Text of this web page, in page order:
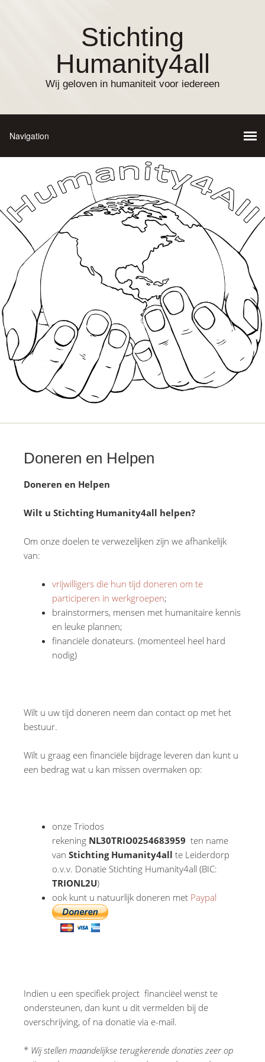
Stichting
Humanity4all
Wij geloven in humaniteit voor iedereen
Doneren en Helpen
Doneren en Helpen
Wilt u Stichting Humanity4all helpen?
Om onze doelen te verwezelijken zijn we afhankelijk
van:
vrijwilligers die hun tijd doneren om te
participeren in werkgroepen;
brainstormers, mensen met humanitaire kennis
en leuke plannen;
financiële donateurs. (momenteel heel hard
nodig)
Wilt u uw tijd doneren neem dan contact op met het
bestuur.
Wilt u graag een financiële bijdrage leveren dan kunt u
een bedrag wat u kan missen overmaken op:
onze Triodos
rekening NL30TRIO0254683959 ten name
van Stichting Humanity4all te Leiderdorp
o.v.v. Donatie Stichting Humanity4all (BIC:
TRIONL2U)
ook kunt u natuurlijk doneren met Paypal
Indien u een specifiek project financiëel wenst te
ondersteunen, dan kunt u dit vermelden bij de
overschrijving, of na donatie via e-mail.
* Wij stellen maandelijkse terugkerende donaties zeer op